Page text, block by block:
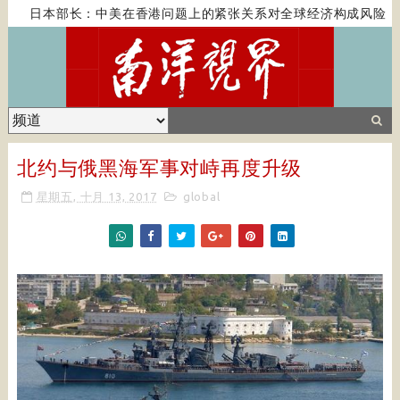
日本部长：中美在香港问题上的紧张关系对全球经济构成风险
北约与俄黑海军事对峙再度升级
星期五, 十月 13, 2017 global